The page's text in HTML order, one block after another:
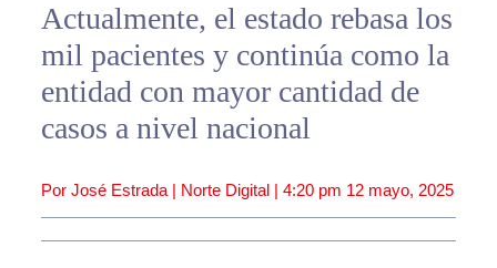
Actualmente, el estado rebasa los
mil pacientes y continúa como la
entidad con mayor cantidad de
casos a nivel nacional
Por José Estrada | Norte Digital | 4:20 pm 12 mayo, 2025